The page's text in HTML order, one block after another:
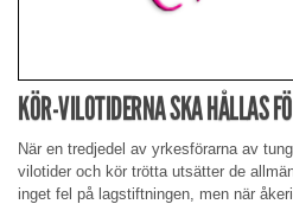
KÖR-VILOTIDERNA SKA HÅLLAS
När en tredjedel av yrkesförarna av
vilotider och kör trötta utsätter de
inget fel på lagstiftningen, men när